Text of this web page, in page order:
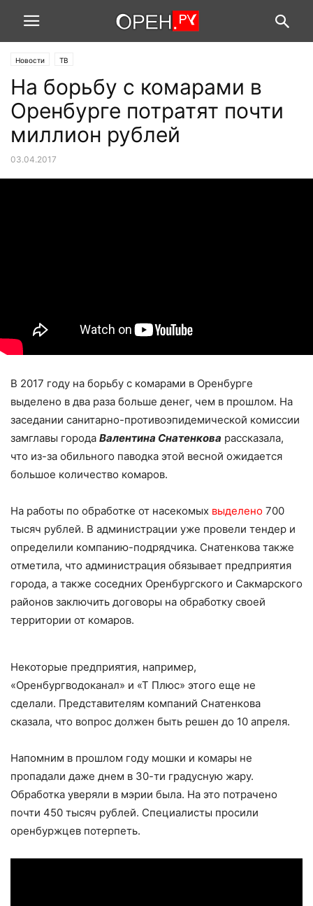
Новости ТВ
На борьбу с комарами в
Оренбурге потратят почти
миллион рублей
03.04.2017
В 2017 году на борьбу с комарами в Оренбурге
выделено в два раза больше денег, чем в прошлом. На
заседании санитарно-противоэпидемической комиссии
замглавы города Валентина Снатенкова рассказала,
что из-за обильного паводка этой весной ожидается
большое количество комаров.
На работы по обработке от насекомых выделено 700
тысяч рублей. В администрации уже провели тендер и
определили компанию-подрядчика. Снатенкова также
отметила, что администрация обязывает предприятия
города, а также соседних Оренбургского и Сакмарского
районов заключить договоры на обработку своей
территории от комаров.
Некоторые предприятия, например,
«Оренбургводоканал» и «Т Плюс» этого еще не
сделали. Представителям компаний Снатенкова
сказала, что вопрос должен быть решен до 10 апреля.
Напомним в прошлом году мошки и комары не
пропадали даже днем в 30-ти градусную жару.
Обработка уверяли в мэрии была. На это потрачено
почти 450 тысяч рублей. Специалисты просили
оренбуржцев потерпеть.